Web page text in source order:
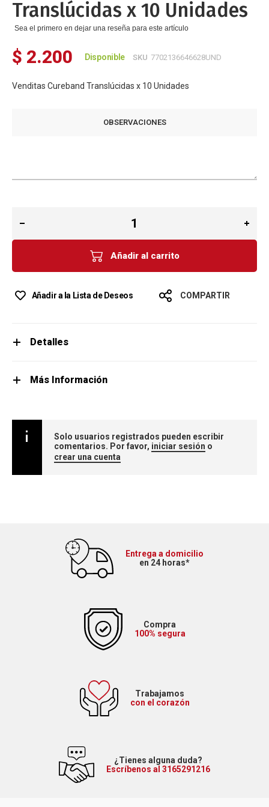
de
imágenes
Translúcidas x 10 Unidades
Sea el primero en dejar una reseña para este artículo
$ 2.200 Disponible SKU 7702136646628UND
Venditas Cureband Translúcidas x 10 Unidades
OBSERVACIONES
Añadir al carrito
Añadir a la Lista de Deseos COMPARTIR
Detalles
Más Información
Solo usuarios registrados pueden escribir
comentarios. Por favor, iniciar sesión o
crear una cuenta
Entrega a domicilio
en 24 horas*
Compra
100% segura
Trabajamos
con el corazón
¿Tienes alguna duda?
Escríbenos al 3165291216